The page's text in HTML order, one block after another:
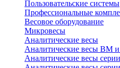
Пользовательские системы
Профессиональные
Весовое оборудование
Микровесы
Аналитические весы
Аналитические весы BM
Аналитические весы